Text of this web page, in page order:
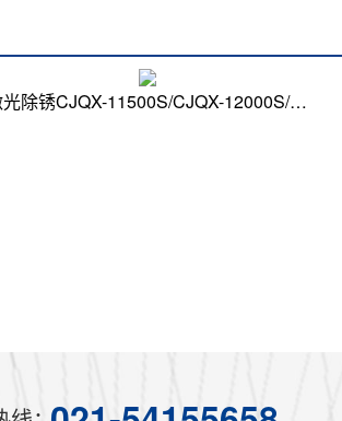
激光除锈CJQX-11500S/CJQX-12000S/CJQX-13000S